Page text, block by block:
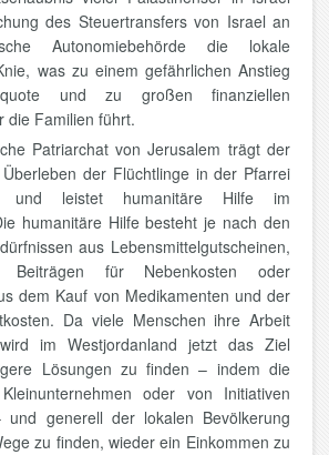
des Steuertransfers von Israel an
Autonomiebehörde die lokale
was zu einem gefährlichen Anstieg
und zu großen finanziellen
die Familien führt.
Patriarchat von Jerusalem trägt der
der Flüchtlinge in der Pfarrei
leistet humanitäre Hilfe im
humanitäre Hilfe besteht je nach den
aus Lebensmittelgutscheinen,
Beiträgen für Nebenkosten oder
dem Kauf von Medikamenten und der
Da viele Menschen ihre Arbeit
im Westjordanland jetzt das Ziel
Lösungen zu finden – indem die
oder von Initiativen
und generell der lokalen Bevölkerung
zu finden, wieder ein Einkommen zu